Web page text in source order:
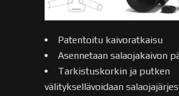
Patentoitu kaivoratkaisu
Asennetaan salaojakaivon
Tarkistuskorkin ja putken
välityksellävoidaan